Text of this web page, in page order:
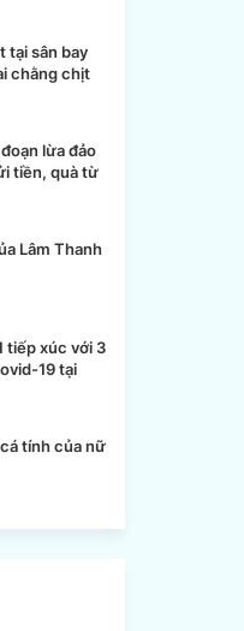
tại sân bay
chằng chịt
lừa đảo
tiền, quà từ
Lâm Thanh
tiếp xúc với 3
19 tại
tính của nữ